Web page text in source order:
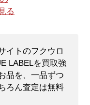
る
イトのフクウロ
LABELを買取強
品を、一品ずつ
ろん査定は無料